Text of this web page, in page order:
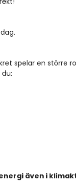
dag.
spelar en större
även i